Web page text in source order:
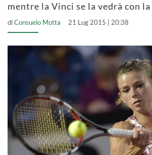
mentre la Vinci se la vedrà con la
diConsuelo Motta 21 Lug 2015 | 20:38